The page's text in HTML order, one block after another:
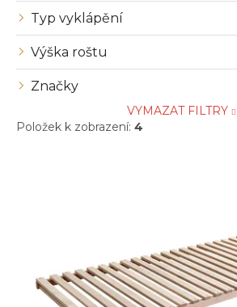
Značky
Typ vyklápění
Výška roštu
VYMAZAT FILTRY
Položek k zobrazení: 4